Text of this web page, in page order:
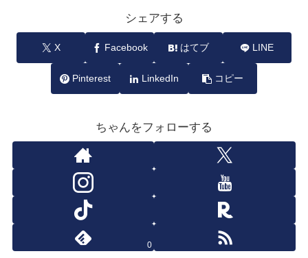
シェアする
X Facebook はてブ LINE
Pinterest LinkedIn コピー
ちゃんをフォローする
0